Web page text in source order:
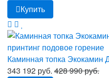
Купить
Каминная топка Экокамин
343 192 руб. 428 990 руб.